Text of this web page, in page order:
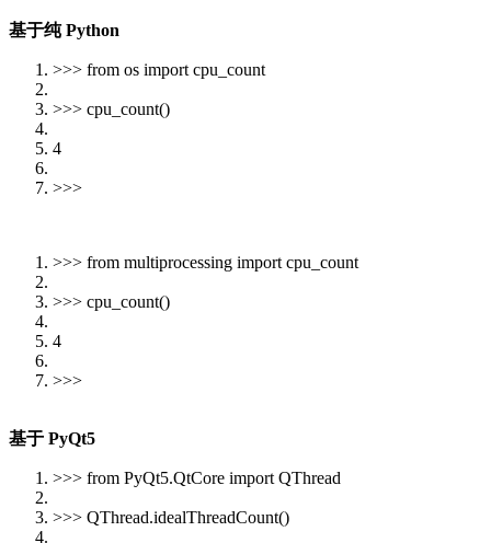
基于纯 Python
>>> from os import cpu_count
>>> cpu_count()
4
>>>
>>> from multiprocessing import cpu_count
>>> cpu_count()
4
>>>
基于 PyQt5
>>> from PyQt5.QtCore import QThread
>>> QThread.idealThreadCount()